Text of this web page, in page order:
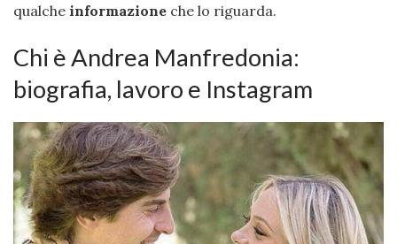
qualche informazione che lo riguarda.
Chi è Andrea Manfredonia:
biografia, lavoro e Instagram